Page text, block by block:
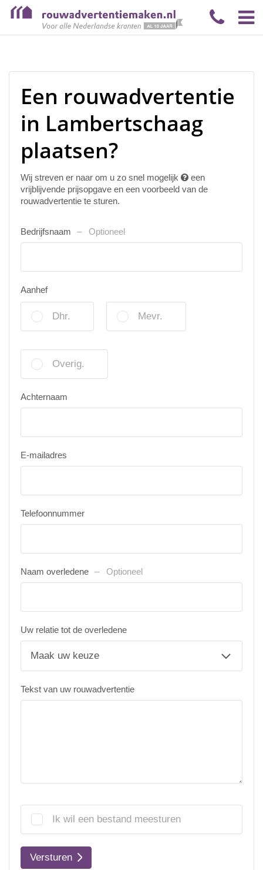
Een rouwadvertentie
in Lambertschaag
plaatsen?
Wij streven er naar om u zo snel mogelijk
een
vrijblijvende prijsopgave en een voorbeeld van de
rouwadvertentie te sturen.
Bedrijfsnaam Optioneel
Aanhef
Dhr. Mevr.
Overig.
Achternaam
E-mailadres
Telefoonnummer
Naam overledene Optioneel
Uw relatie tot de overledene
Tekst van uw rouwadvertentie
Ik wil een bestand meesturen
Versturen